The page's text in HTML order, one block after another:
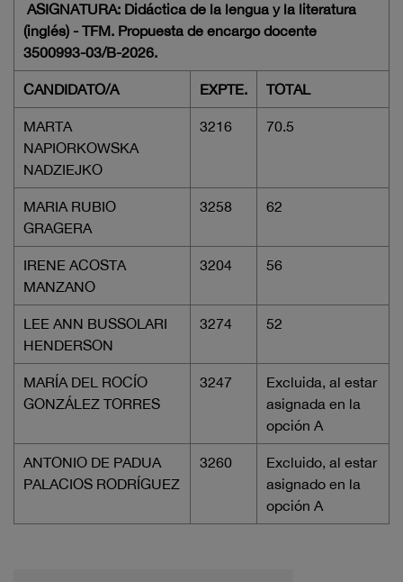
ASIGNATURA: Didáctica de la lengua y la literatura
(inglés) - TFM. Propuesta de encargo docente
3500993-03/B-2026.
CANDIDATO/A EXPTE. TOTAL
MARTA
NAPIORKOWSKA
NADZIEJKO
3216 70.5
MARIA RUBIO
GRAGERA
3258 62
IRENE ACOSTA
MANZANO
3204 56
LEE ANN BUSSOLARI
HENDERSON
3274 52
MARÍA DEL ROCÍO
GONZÁLEZ TORRES
3247
Excluida, al estar
asignada en la
opción A
ANTONIO DE PADUA
PALACIOS RODRÍGUEZ
3260
Excluido, al estar
asignado en la
opción A